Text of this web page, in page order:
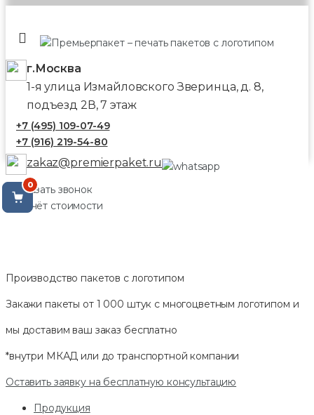
г.Москва
1-я улица Измайловского Зверинца, д. 8,
подъезд 2В, 7 этаж
+7 (495) 109-07-49
+7 (916) 219-54-80
zakaz@premierpaket.ru
Заказать звонок
Расчёт стоимости
0
Производство пакетов с логотипом
Закажи пакеты от 1 000 штук с многоцветным логотипом и
мы доставим ваш заказ бесплатно
*внутри МКАД или до транспортной компании
Оставить заявку на бесплатную консультацию
Продукция